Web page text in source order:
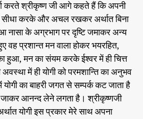
9
करते श्रीकृष्ण जी आगे कहते हैं कि अपनी
सीधा करके और अचल रखकर अर्थात बिना
नासा के अग्रभाग पर दृष्टि जमाकर अन्य
वह प्रशान्त मन वाला होकर भयरहित,
हुआ, मन का संयम करके ईश्वर में ही चित्त
में ही योगी को परमशान्ति का अनुभव
का बाहरी जगत से सम्पर्क कट जाता है
आनन्द लेने लगता है। श्रीकृष्णजी
योगी इस प्रकार मेरे साथ अपना